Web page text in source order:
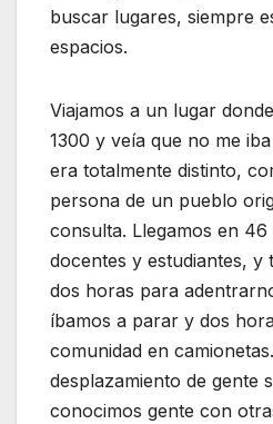
buscar lugares, siempre
espacios.
Viajamos a un lugar
1300 y veía que no me
era totalmente distinto,
persona de un pueblo
consulta. Llegamos en 46
docentes y estudiantes, y
dos horas para
íbamos a parar y dos
comunidad en
desplazamiento de gente
conocimos gente con